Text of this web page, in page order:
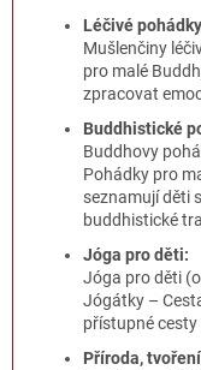
Léčivé
Mušlenčiny
pro malé
zpracovat
Buddhistické
Buddhovy
Pohádky pro
seznamují děti
buddhistické
Jóga pro děti:
Jóga pro děti
Jógátky –
přístupné cesty
Příroda,